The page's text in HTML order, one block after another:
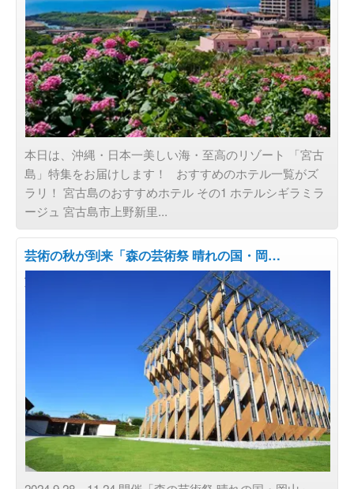
本日は、沖縄・日本一美しい海・至高のリゾート 「宮古
島」特集をお届けします！ おすすめのホテル一覧がズ
ラリ！ 宮古島のおすすめホテル その1 ホテルシギラミラ
ージュ 宮古島市上野新里...
芸術の秋が到来「森の芸術祭 晴れの国・岡…
旅のスタイルで選ぶ